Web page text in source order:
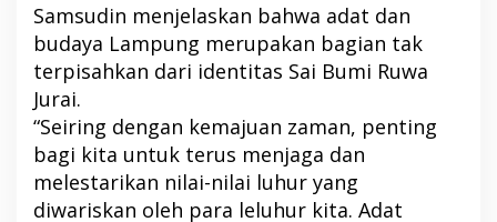
Samsudin menjelaskan bahwa adat dan
budaya Lampung merupakan bagian tak
terpisahkan dari identitas Sai Bumi Ruwa
Jurai.
“Seiring dengan kemajuan zaman, penting
bagi kita untuk terus menjaga dan
melestarikan nilai-nilai luhur yang
diwariskan oleh para leluhur kita. Adat